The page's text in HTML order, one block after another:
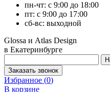
пн-чт: с 9:00 до 18:00
пт: с 9:00 до 17:00
сб-вс: выходной
Glossa и Atlas Design
в Екатеринбурге
Избранное (0)
В корзине